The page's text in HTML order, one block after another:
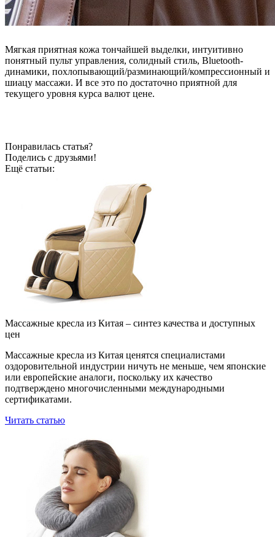
Мягкая приятная кожа тончайшей выделки, интуитивно
понятный пульт управления, солидный стиль, Bluetooth-
динамики, похлопывающий/разминающий/компрессионный и
шиацу массажи. И все это по достаточно приятной для
текущего уровня курса валют цене.
Понравилась статья?
Поделись с друзьями!
Ещё статьи:
Массажные кресла из Китая – синтез качества и доступных
цен
Массажные кресла из Китая ценятся специалистами
оздоровительной индустрии ничуть не меньше, чем японские
или европейские аналоги, поскольку их качество
подтверждено многочисленными международными
сертификатами.
Читать статью